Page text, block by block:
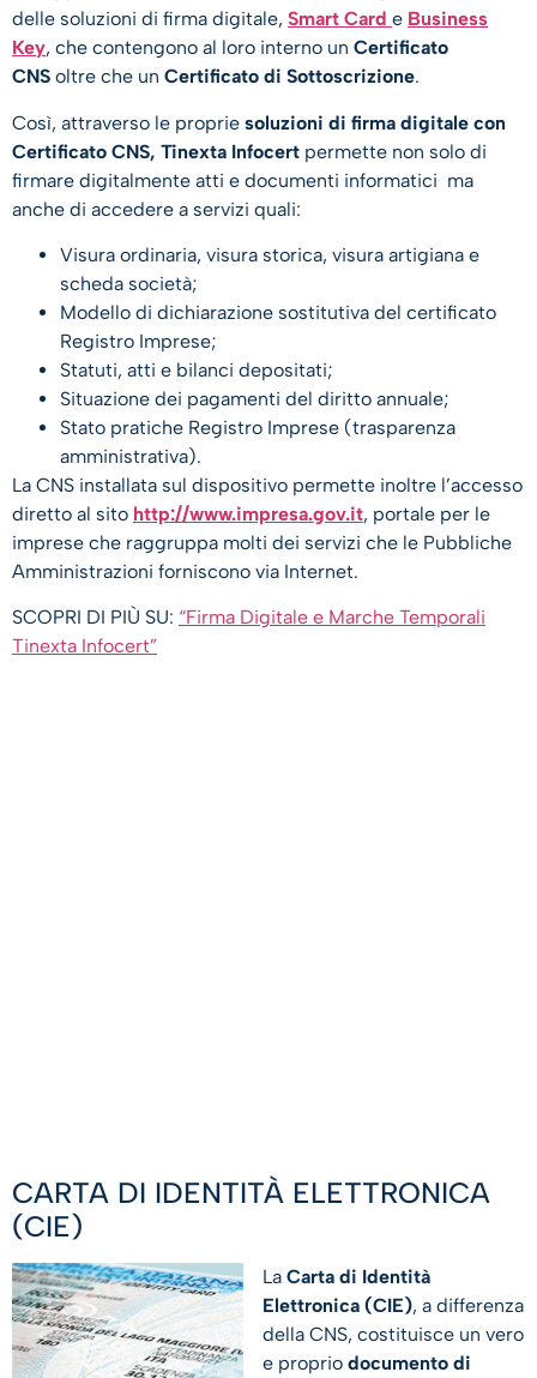
delle soluzioni di firma digitale, Smart Card e Business
Key, che contengono al loro interno un Certificato
CNS oltre che un Certificato di Sottoscrizione.
Così, attraverso le proprie soluzioni di firma digitale con
Certificato CNS, Tinexta Infocert permette non solo di
firmare digitalmente atti e documenti informatici ma
anche di accedere a servizi quali:
Visura ordinaria, visura storica, visura artigiana e
scheda società;
Modello di dichiarazione sostitutiva del certificato
Registro Imprese;
Statuti, atti e bilanci depositati;
Situazione dei pagamenti del diritto annuale;
Stato pratiche Registro Imprese (trasparenza
amministrativa).
La CNS installata sul dispositivo permette inoltre l’accesso
diretto al sito http://www.impresa.gov.it, portale per le
imprese che raggruppa molti dei servizi che le Pubbliche
Amministrazioni forniscono via Internet.
SCOPRI DI PIÙ SU: “Firma Digitale e Marche Temporali
Tinexta Infocert”
CARTA DI IDENTITÀ ELETTRONICA
(CIE)
La Carta di Identità
Elettronica (CIE), a differenza
della CNS, costituisce un vero
e proprio documento di